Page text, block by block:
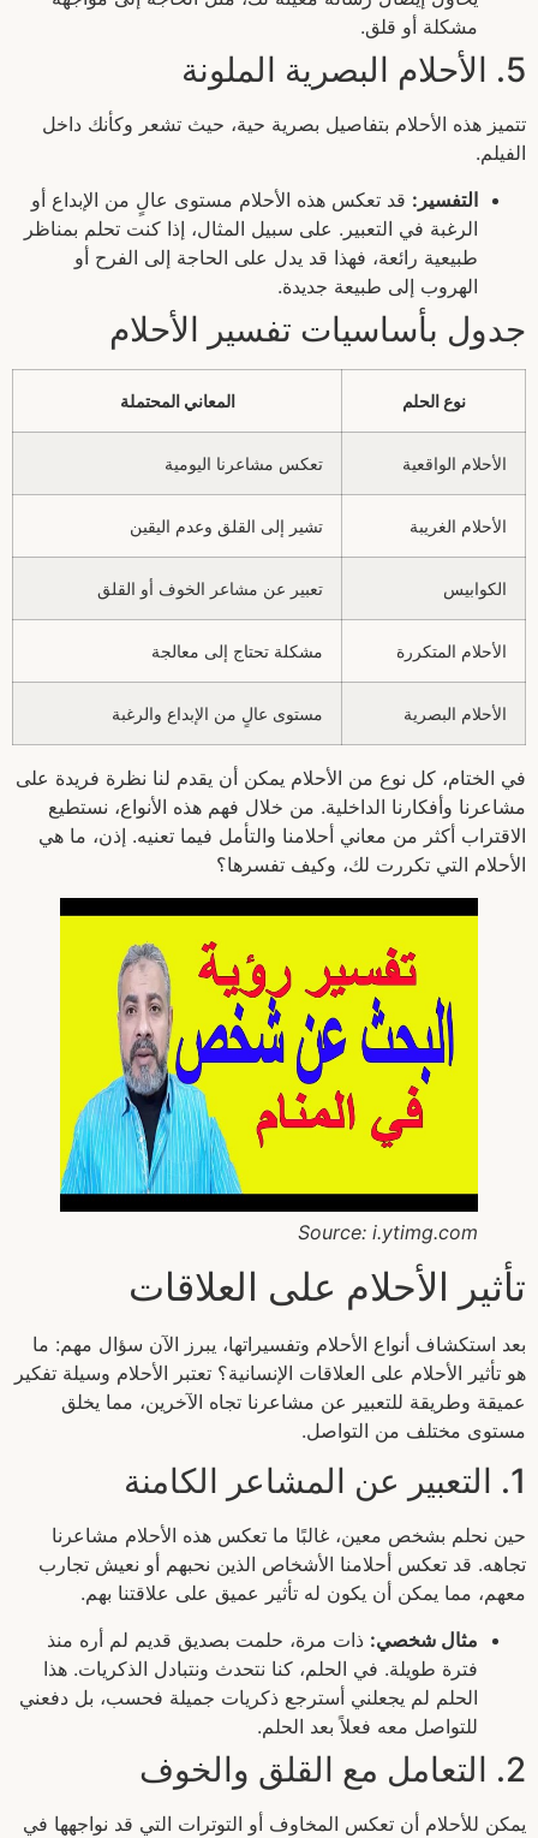
مشكلة أو قلق.
5. الأحلام البصرية الملونة
تتميز هذه الأحلام بتفاصيل بصرية حية، حيث تشعر وكأنك داخل
الفيلم.
التفسير: قد تعكس هذه الأحلام مستوى عالٍ من الإبداع أو
الرغبة في التعبير. على سبيل المثال، إذا كنت تحلم بمناظر
طبيعية رائعة، فهذا قد يدل على الحاجة إلى الفرح أو
الهروب إلى طبيعة جديدة.
جدول بأساسيات تفسير الأحلام
نوع الحلم المعاني المحتملة
الأحلام الواقعية تعكس مشاعرنا اليومية
الأحلام الغريبة تشير إلى القلق وعدم اليقين
الكوابيس تعبير عن مشاعر الخوف أو القلق
الأحلام المتكررة مشكلة تحتاج إلى معالجة
الأحلام البصرية مستوى عالٍ من الإبداع والرغبة
في الختام، كل نوع من الأحلام يمكن أن يقدم لنا نظرة فريدة على
مشاعرنا وأفكارنا الداخلية. من خلال فهم هذه الأنواع، نستطيع
الاقتراب أكثر من معاني أحلامنا والتأمل فيما تعنيه. إذن، ما هي
الأحلام التي تكررت لك، وكيف تفسرها؟
Source: i.ytimg.com
تأثير الأحلام على العلاقات
بعد استكشاف أنواع الأحلام وتفسيراتها، يبرز الآن سؤال مهم: ما
هو تأثير الأحلام على العلاقات الإنسانية؟ تعتبر الأحلام وسيلة تفكير
عميقة وطريقة للتعبير عن مشاعرنا تجاه الآخرين، مما يخلق
مستوى مختلف من التواصل.
1. التعبير عن المشاعر الكامنة
حين نحلم بشخص معين، غالبًا ما تعكس هذه الأحلام مشاعرنا
تجاهه. قد تعكس أحلامنا الأشخاص الذين نحبهم أو نعيش تجارب
معهم، مما يمكن أن يكون له تأثير عميق على علاقتنا بهم.
مثال شخصي: ذات مرة، حلمت بصديق قديم لم أره منذ
فترة طويلة. في الحلم، كنا نتحدث ونتبادل الذكريات. هذا
الحلم لم يجعلني أسترجع ذكريات جميلة فحسب، بل دفعني
للتواصل معه فعلاً بعد الحلم.
2. التعامل مع القلق والخوف
يمكن للأحلام أن تعكس المخاوف أو التوترات التي قد نواجهها في